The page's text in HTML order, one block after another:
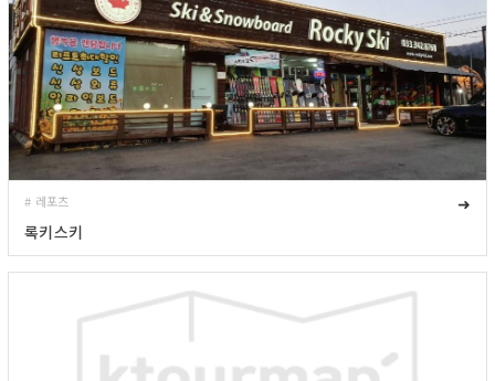
# 레포츠
➜
록키스키